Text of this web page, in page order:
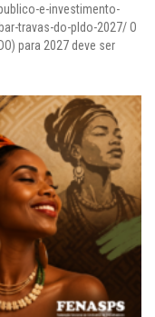
e-investimento-
travas-do-pldo-2027/ O
para 2027 deve ser